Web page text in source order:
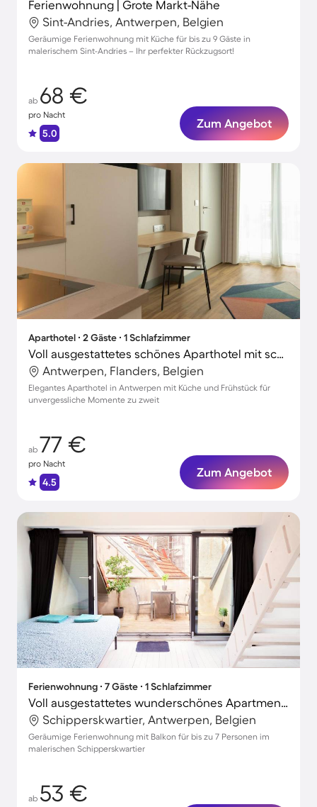
Ferienwohnung | Grote Markt-Nähe
Sint-Andries, Antwerpen, Belgien
Geräumige Ferienwohnung mit Küche für bis zu 9 Gäste in
malerischem Sint-Andries – Ihr perfekter Rückzugsort!
ab 68 €
pro Nacht
5.0
Zum Angebot
Aparthotel ∙ 2 Gäste ∙ 1 Schlafzimmer
Voll ausgestattetes schönes Aparthotel mit schnellem Internet | Bahnhof Antwerpen-Centraal in der Nähe | Stadtblick | Perfekt für die Arbeit von Zuhause
Antwerpen, Flanders, Belgien
Elegantes Aparthotel in Antwerpen mit Küche und Frühstück für
unvergessliche Momente zu zweit
ab 77 €
pro Nacht
4.5
Zum Angebot
Ferienwohnung ∙ 7 Gäste ∙ 1 Schlafzimmer
Voll ausgestattetes wunderschönes Apartment mit Terrasse | Grote Markt in der Nähe
Schipperskwartier, Antwerpen, Belgien
Geräumige Ferienwohnung mit Balkon für bis zu 7 Personen im
malerischen Schipperskwartier
ab 53 €